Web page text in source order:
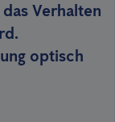
Verhalten
optisch